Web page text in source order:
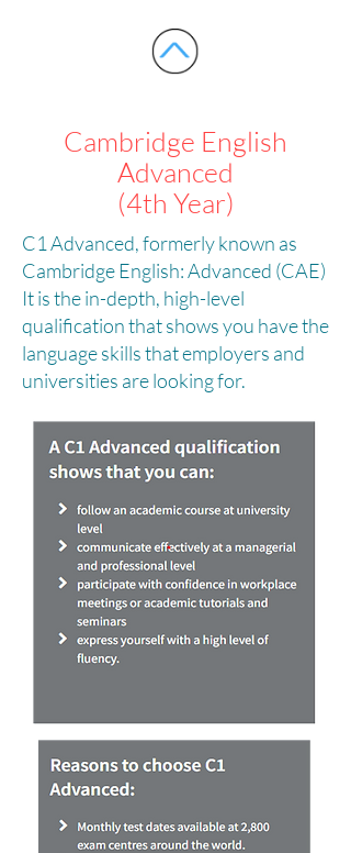
Cambridge English
Advanced
(4th Year)
C1 Advanced, formerly known as
Cambridge English: Advanced (CAE)
It is the in-depth, high-level
qualification that shows you have the
language skills that employers and
universities are looking for.